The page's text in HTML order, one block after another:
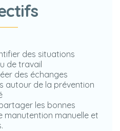
des situations
de travail
des échanges
autour de la prévention
les bonnes
manutention manuelle et